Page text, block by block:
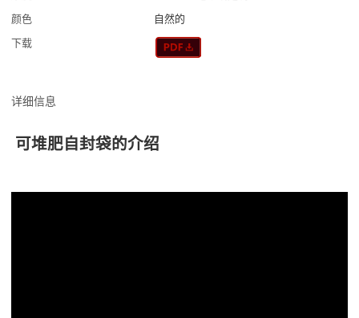
颜色
自然的
下载
详细信息
可堆肥自封袋的介绍